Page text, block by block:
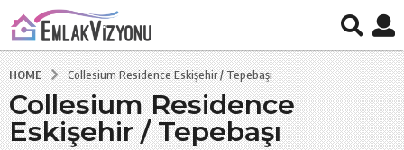
HOME Collesium Residence Eskişehir / Tepebaşı
Collesium Residence
Eskişehir / Tepebaşı